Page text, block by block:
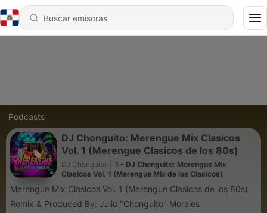
Podcasts
DJ Chonguito: Merengue Mix Clasicos
Vol. 1 (Merengue Clasicos de los 80s)
DJ Chonguito
1 - DJ Chonguito: Merengue Mix
Clasicos Vol. 1 (Merengue Mix de los Clasicos)
Merengue Mix Clasicos Vol. 1 (Merengue Clasicos de los 80s)
Remix & Produced By: Julio "Chonguito" Morales